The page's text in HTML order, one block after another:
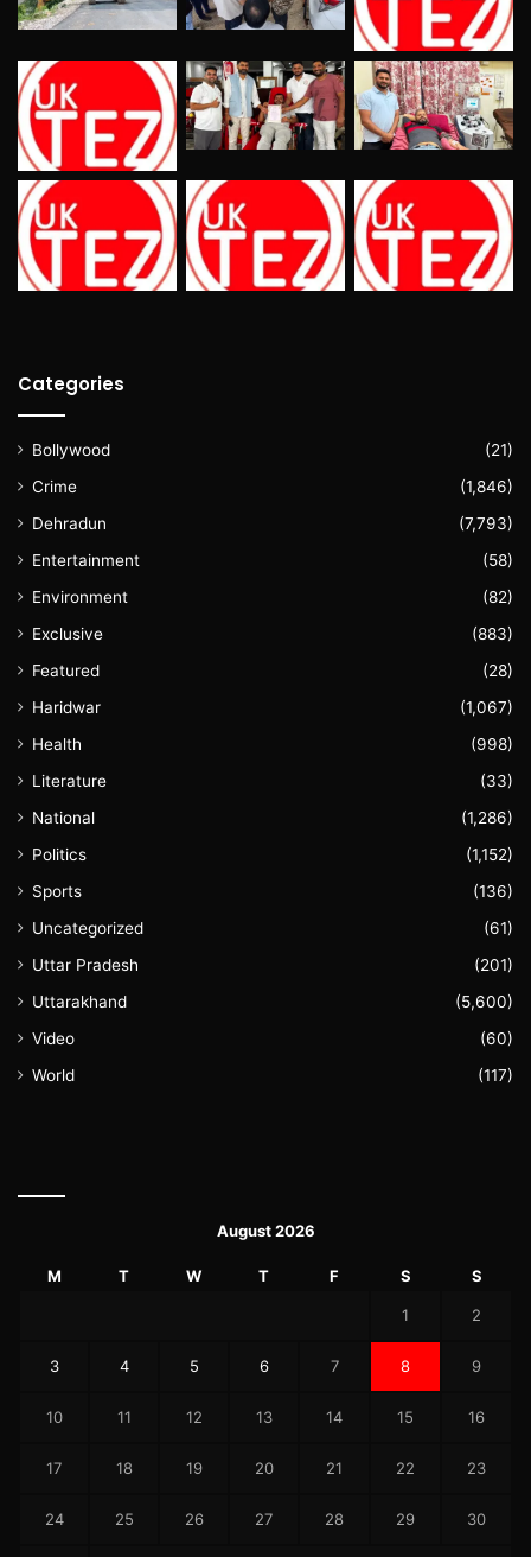
Categories
Bollywood
(21)
Crime
(1,846)
Dehradun
(7,793)
Entertainment
(58)
Environment
(82)
Exclusive
(883)
Featured
(28)
Haridwar
(1,067)
Health
(998)
Literature
(33)
National
(1,286)
Politics
(1,152)
Sports
(136)
Uncategorized
(61)
Uttar Pradesh
(201)
Uttarakhand
(5,600)
Video
(60)
World
(117)
August 2026
M T W T F S S
1 2
3 4 5 6 7 8 9
10 11 12 13 14 15 16
17 18 19 20 21 22 23
24 25 26 27 28 29 30